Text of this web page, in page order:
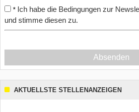
* Ich habe die Bedingungen zur
und stimme diesen zu.
Absenden
AKTUELLSTE STELLENANZEIGEN